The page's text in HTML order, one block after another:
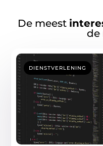
De meest
de
DIENSTVERLENING